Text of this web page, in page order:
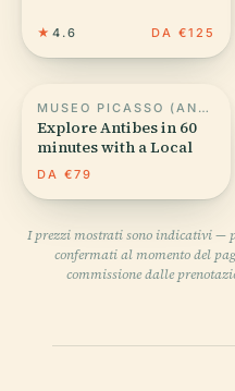
★ 4.6 DA €125
MUSEO PICASSO (ANTIBES)
Explore Antibes in 60
minutes with a Local
DA €79
I prezzi mostrati sono indicativi —
confermati al momento del
commissione dalle